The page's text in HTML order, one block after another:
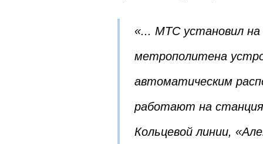
«... МТС установил на
метрополитена
автоматическим
работают на
Кольцевой линии,